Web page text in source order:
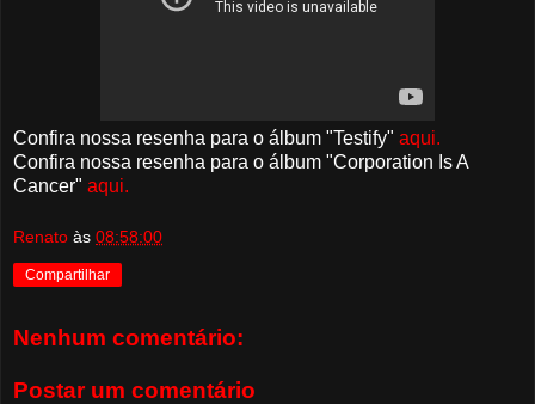
Confira nossa resenha para o álbum "Testify" aqui.
Confira nossa resenha para o álbum "Corporation Is A
Cancer" aqui.
Renato às 08:58:00
Compartilhar
Nenhum comentário:
Postar um comentário